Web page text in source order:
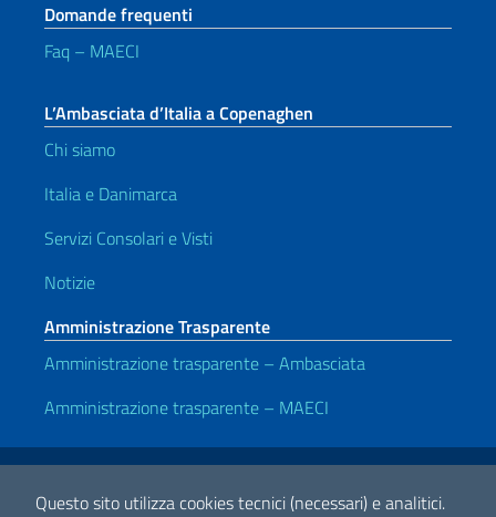
Questo sito utilizza cookies tecnici (necessari) e analitici.
Domande frequenti
Faq – MAECI
L’Ambasciata d’Italia a Copenaghen
Chi siamo
Italia e Danimarca
Servizi Consolari e Visti
Notizie
Amministrazione Trasparente
Amministrazione trasparente – Ambasciata
Amministrazione trasparente – MAECI
Link Utili